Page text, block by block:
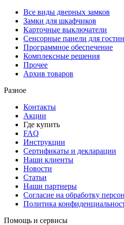
Все виды дверных замков
Замки для шкафчиков
Карточные выключатели
Сенсорные панели для
Программное обеспечение
Комплексные решения
Прочее
Архив товаров
Разное
Контакты
Акции
Где купить
FAQ
Инструкции
Сертификаты и декларации
Наши клиенты
Новости
Статьи
Наши партнеры
Согласие на обработку
Политика
Помощь и сервисы